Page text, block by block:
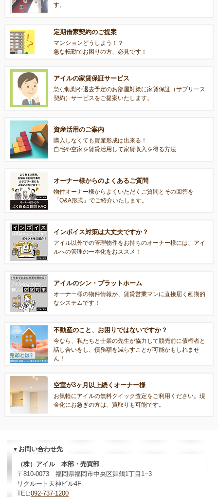
す。
定期借家契約のご提案
マンションどうしよう！？
急な転勤でお困りの方、必見です！
アイルの家賃保証サービス
急な転勤や退去予定のお部屋対策に家賃保証（サブリース
契約）サービスをご提案いたします。
資産活用のご案内
購入しなくても資産形成は出来る！
自宅や空家を賃貸活用して家賃収入を得る方法
オーナー様からのよくあるご質問
物件オーナー様からよくいただくご質問とその回答を
「Q&A形式」でご紹介いたします。
インボイス対策は大丈夫ですか？
アイル以外での管理物件をお持ちのオーナー様には、アイ
ルへの管理の一本化をおススメ！
アイルのシン・プラットホーム
オーナー様の物件情報が、賃貸営業マンに直接届く画期的
なシステムです！
不動産のこと、お困りではないですか？
今なら、私たちと士業の先生が協力して競売前に債権者と
話し合いをし、債務額を減らすことが可能かもしれませ
ん！
空室が3ヶ月以上続くオーナー様
お気軽にアイルの無料クイック査定をご利用ください。現
金化にお急ぎの方は、買取りも可能です。
▼お問い合わせ先
（株）アイル 本部・売買部
〒810-0073 福岡県福岡市中央区舞鶴1丁目1−3
リクルート天神ビル4F
TEL:092-737-1200